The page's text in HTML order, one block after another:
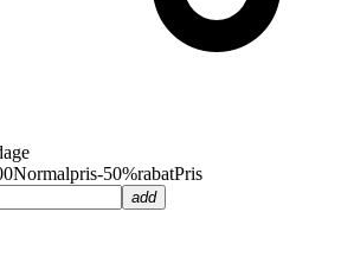
Normalpris-50%rabatPris
add